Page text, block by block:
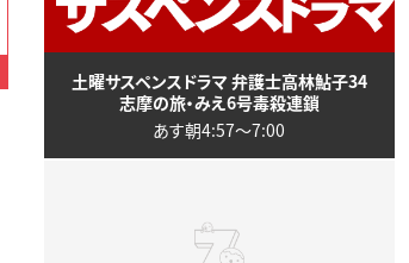
土曜サスペンスドラマ 弁護士高林鮎子34
志摩の旅・みえ6号毒殺連鎖
あす朝4:57〜7:00